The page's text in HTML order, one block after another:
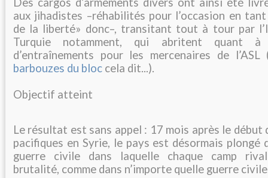
aux jihadistes –réhabilités pour l’occasion en
de la liberté» donc–, transitant tout à tour par
Turquie notamment, qui abritent quant
d’entraînements pour les mercenaires de
barbouzes du bloc cela dit...).
Objectif atteint
Le résultat est sans appel : 17 mois après le
pacifiques en Syrie, le pays est désormais plongé
guerre civile dans laquelle chaque camp
brutalité, comme dans n’importe quelle guerre